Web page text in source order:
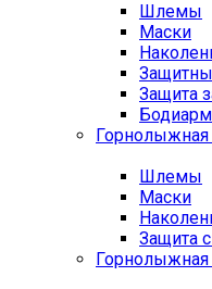
Шлемы
Маски
Защита
Горнолыжная
Шлемы
Маски
Защита